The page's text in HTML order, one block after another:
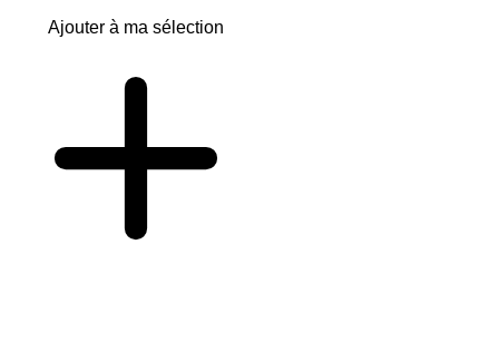
Ajouter à ma sélection